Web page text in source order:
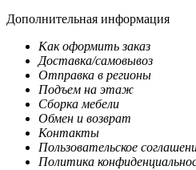
Дополнительная информация
Как оформить заказ
Доставка/самовывоз
Отправка в регионы
Подъем на этаж
Сборка мебели
Обмен и возврат
Контакты
Пользовательское
Политика